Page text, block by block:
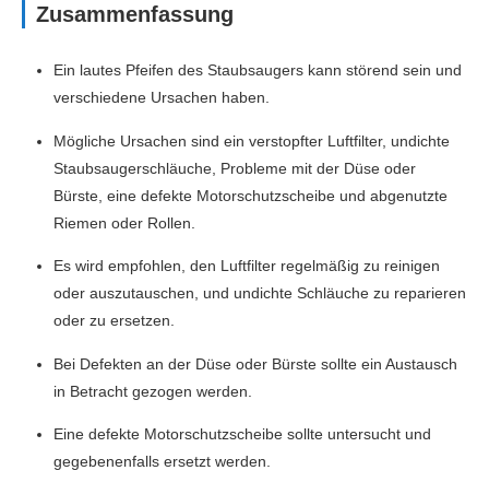
Zusammenfassung
Ein lautes Pfeifen des Staubsaugers kann störend sein und
verschiedene Ursachen haben.
Mögliche Ursachen sind ein verstopfter Luftfilter, undichte
Staubsaugerschläuche, Probleme mit der Düse oder
Bürste, eine defekte Motorschutzscheibe und abgenutzte
Riemen oder Rollen.
Es wird empfohlen, den Luftfilter regelmäßig zu reinigen
oder auszutauschen, und undichte Schläuche zu reparieren
oder zu ersetzen.
Bei Defekten an der Düse oder Bürste sollte ein Austausch
in Betracht gezogen werden.
Eine defekte Motorschutzscheibe sollte untersucht und
gegebenenfalls ersetzt werden.